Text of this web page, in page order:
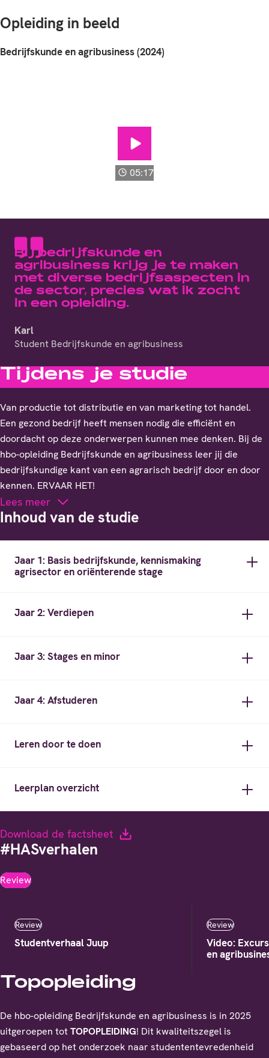
Opleiding in beeld
Bedrijfskunde en agribusiness (2024)
Bedrijfskunde en agribusiness
05:17
Bij bedrijfskunde en
agribusiness krijg je te maken
met diverse bedrijfsaspecten in
de sector, precies wat ik zocht
in een opleiding.
Karl
Student Bedrijfskunde en agribusiness
Tijdens je studie
Van productie tot distributie en van marketing tot handel.
Een gezond bedrijf heeft mensen nodig die efficiënt en
doordacht op deze onderwerpen kunnen mee denken. Bij de
hbo-opleiding Bedrijfskunde en agribusiness leer jij die
bedrijfskundige kant van een agrarisch bedrijf door en door
kennen. ERVAAR HET!
Lees meer
Inhoud van de studie
Jaar 1: Basis bedrijfskunde, kennismaking
agrisector en oriënterende stage
Jaar 2: Verdiepen
Jaar 3: Stages en minor
Jaar 4: Afstuderen
Leren door te doen
Leerplan overzicht
Download de factsheet
#HASverhalen
Review
Review
Studentverhaal Juup
Review
Video:
en
Topopleiding
De hbo-opleiding Bedrijfskunde en agribusiness is in 2025
uitgeroepen totTOPOPLEIDING! Dit kwaliteitszegel is
gebaseerd op het onderzoek naar studententevredenheid